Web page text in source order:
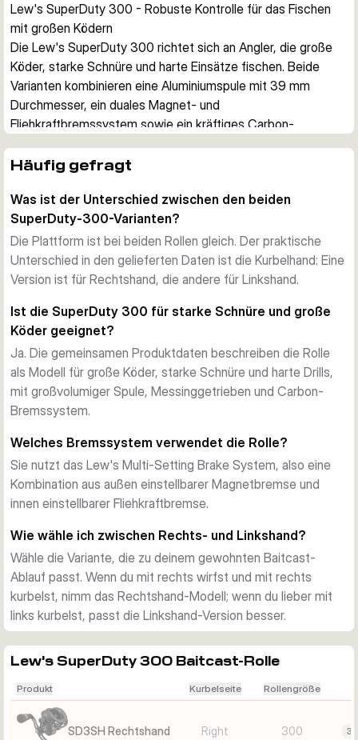
Lew's SuperDuty 300 - Robuste Kontrolle für das Fischen
mit großen Ködern
Die Lew's SuperDuty 300 richtet sich an Angler, die große
Köder, starke Schnüre und harte Einsätze fischen. Beide
Varianten kombinieren eine Aluminiumspule mit 39 mm
Durchmesser, ein duales Magnet- und
Fliehkraftbremssystem sowie ein kräftiges Carbon-
Für harte Einsätze gebaut
einteiligen Aluminiumrahmen, massiven Messinggetrieben
und einer großvolumigen Spule für stärkere Schnüre und
größere Fische. Ablauföffnungen, Combat-Grip-
Daumenbalken und die geflochtene-schnurtaugliche Spule
machen sie praxisnah am Wasser.
Das Multi-Setting Brake System von Lew's kombiniert eine
außen einstellbare Magnetbremse mit einer innen
einstellbaren Fliehkraftbremse. So lässt sich die Rolle breit
abstimmen, wenn große Köder oder wechselnde
Bedingungen präzise Würfe verlangen.
Kraft und Handling
Tac-Knobs vermittelt viel Hebel und sicheren Halt beim
Einholen schwerer Montagen. Der versenkbare Speed
Keeper hält eingehakte Köder zwischen den Würfen
ordentlich am Platz.
Gleiche Plattform, andere Kurbelhand
Plattform mit 7 Lagern, Carbon-Bremse und großer
Schnurfassung. Der eigentliche Unterschied ist die
Kurbelhand: Wähle die Rechtshand-Version für dein
gewohntes Baitcast-Setup oder die Linkshand-Version,
wenn du lieber mit links kurbelst.
Häufig gefragt
Was ist der Unterschied zwischen den beiden
SuperDuty-300-Varianten?
Die Plattform ist bei beiden Rollen gleich. Der praktische
Unterschied in den gelieferten Daten ist die Kurbelhand: Eine
Version ist für Rechtshand, die andere für Linkshand.
Ist die SuperDuty 300 für starke Schnüre und große
Köder geeignet?
Ja. Die gemeinsamen Produktdaten beschreiben die Rolle
als Modell für große Köder, starke Schnüre und harte Drills,
mit großvolumiger Spule, Messinggetrieben und Carbon-
Bremssystem.
Welches Bremssystem verwendet die Rolle?
Sie nutzt das Lew's Multi-Setting Brake System, also eine
Kombination aus außen einstellbarer Magnetbremse und
innen einstellbarer Fliehkraftbremse.
Wie wähle ich zwischen Rechts- und Linkshand?
Wähle die Variante, die zu deinem gewohnten Baitcast-
Ablauf passt. Wenn du mit rechts wirfst und mit rechts
kurbelst, nimm das Rechtshand-Modell; wenn du lieber mit
links kurbelst, passt die Linkshand-Version besser.
Lew's SuperDuty 300 Baitcast-Rolle
Produkt Kurbelseite Rollengröße
SD3SH Rechtshand Right 300